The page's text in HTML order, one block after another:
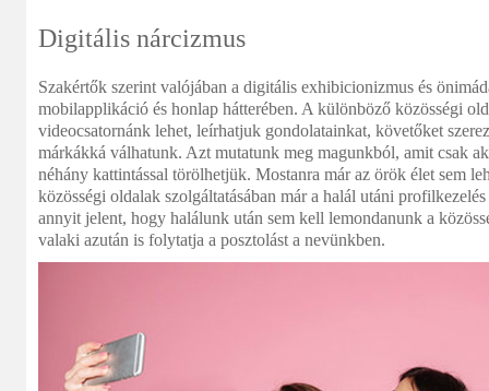
Digitális nárcizmus
Szakértők szerint valójában a digitális exhibicionizmus és
mobilapplikáció és honlap hátterében. A különböző közösségi
videocsatornánk lehet, leírhatjuk gondolatainkat, követőket
márkákká válhatunk. Azt mutatunk meg magunkból, amit csak
néhány kattintással törölhetjük. Mostanra már az örök élet sem
közösségi oldalak szolgáltatásában már a halál utáni
annyit jelent, hogy halálunk után sem kell lemondanunk a
valaki azután is folytatja a posztolást a nevünkben.